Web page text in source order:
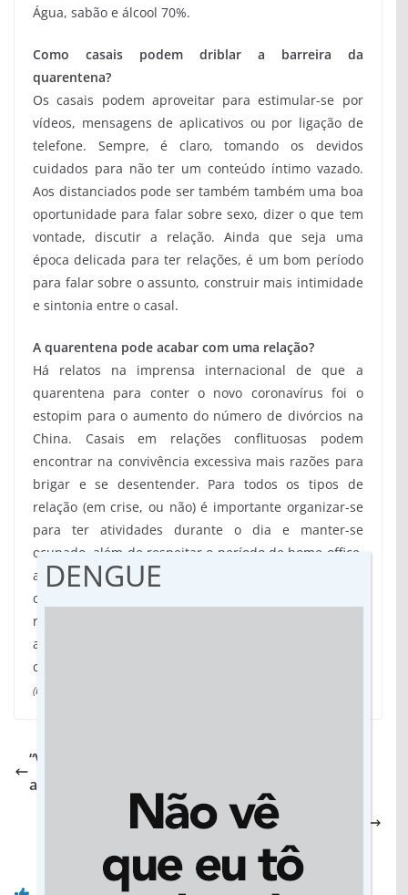
Água, sabão e álcool 70%.
Como casais podem driblar a barreira da
quarentena?
Os casais podem aproveitar para estimular-se por
vídeos, mensagens de aplicativos ou por ligação de
telefone. Sempre, é claro, tomando os devidos
cuidados para não ter um conteúdo íntimo vazado.
Aos distanciados pode ser também também uma boa
oportunidade para falar sobre sexo, dizer o que tem
vontade, discutir a relação. Ainda que seja uma
época delicada para ter relações, é um bom período
para falar sobre o assunto, construir mais intimidade
e sintonia entre o casal.
A quarentena pode acabar com uma relação?
Há relatos na imprensa internacional de que a
quarentena para conter o novo coronavírus foi o
estopim para o aumento do número de divórcios na
China. Casais em relações conflituosas podem
encontrar na convivência excessiva mais razões para
brigar e se desentender. Para todos os tipos de
relação (em crise, ou não) é importante organizar-se
para ter atividades durante o dia e manter-se
ocupado, além de respeitar o período de home office,
assim haverá maior equilíbrio na convivência. Por
outro lado, a quarentena pode ser positiva para
relações nas quais os envolvidos sejam muito
atarefados e normalmente não tenham tempo para
conversar ou fazer alguma atividade juntos.
(Fonte: Veja)
“Você dorme comigo?”, diz Bolsonaro a repórter
após ser perguntado sobre teste de coronavírus
Presidente da Sanesul: “Você é essencial neste
DENGUE